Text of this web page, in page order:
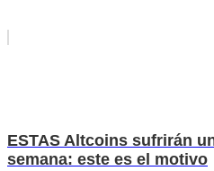
ESTAS Altcoins sufrirán
semana: este es el motivo